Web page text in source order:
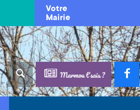
Votre
Mairie